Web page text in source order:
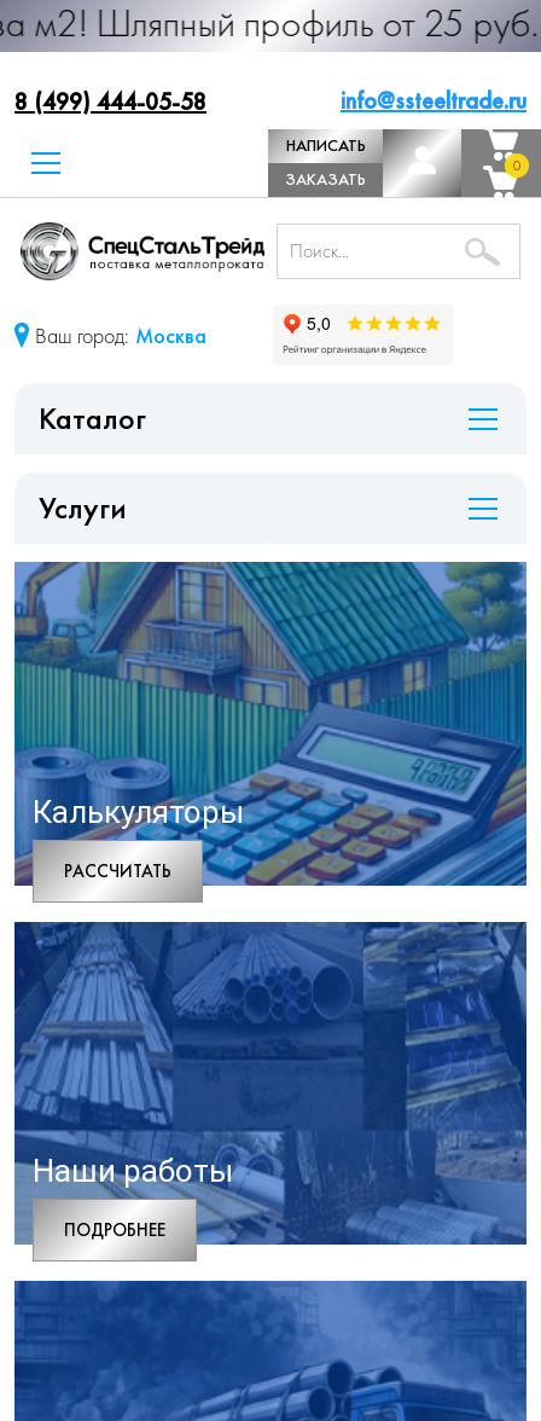
профиль от 25 руб. за м.п.
8 (499) 444-05-58 info@ssteeltrade.ru
НАПИСАТЬ
ДИРЕКТОРУ
ЗАКАЗАТЬ
ЗВОНОК
0
0
Ваш город: Москва
Каталог
Услуги
Калькуляторы
РАCСЧИТАТЬ
Наши работы
ПОДРОБНЕЕ